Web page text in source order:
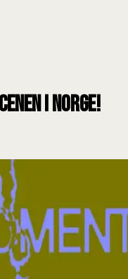
i Norge!